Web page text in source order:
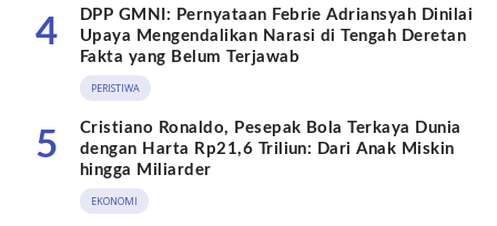
4
DPP GMNI: Pernyataan Febrie Adriansyah Dinilai
Upaya Mengendalikan Narasi di Tengah Deretan
Fakta yang Belum Terjawab
PERISTIWA
5
Cristiano Ronaldo, Pesepak Bola Terkaya Dunia
dengan Harta Rp21,6 Triliun: Dari Anak Miskin
hingga Miliarder
EKONOMI